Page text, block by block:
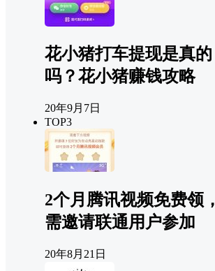
花小猪打车提现是真的
吗？花小猪赚钱攻略
20年9月7日
TOP3
2个月腾讯视频免费领，
需邀请联通用户参加
20年8月21日